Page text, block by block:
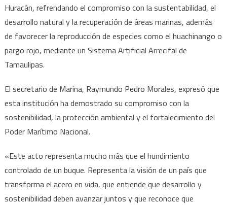
Huracán, refrendando el compromiso con la sustentabilidad, el
desarrollo natural y la recuperación de áreas marinas, además
de favorecer la reproducción de especies como el huachinango o
pargo rojo, mediante un Sistema Artificial Arrecifal de
Tamaulipas.
El secretario de Marina, Raymundo Pedro Morales, expresó que
esta institución ha demostrado su compromiso con la
sostenibilidad, la protección ambiental y el fortalecimiento del
Poder Marítimo Nacional.
«Este acto representa mucho más que el hundimiento
controlado de un buque. Representa la visión de un país que
transforma el acero en vida, que entiende que desarrollo y
sostenibilidad deben avanzar juntos y que reconoce que